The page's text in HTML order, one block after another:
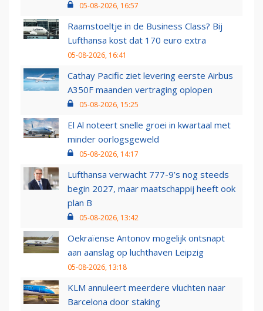
05-08-2026, 16:57
Raamstoeltje in de Business Class? Bij
Lufthansa kost dat 170 euro extra
05-08-2026, 16:41
Cathay Pacific ziet levering eerste Airbus
A350F maanden vertraging oplopen
05-08-2026, 15:25
El Al noteert snelle groei in kwartaal met
minder oorlogsgeweld
05-08-2026, 14:17
Lufthansa verwacht 777-9’s nog steeds
begin 2027, maar maatschappij heeft ook
plan B
05-08-2026, 13:42
Oekraïense Antonov mogelijk ontsnapt
aan aanslag op luchthaven Leipzig
05-08-2026, 13:18
KLM annuleert meerdere vluchten naar
Barcelona door staking